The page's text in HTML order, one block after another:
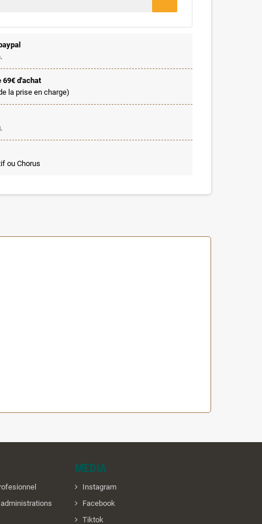
69€ d'achat
la prise en charge)
ou Chorus
MEDIA
Instagram
Facebook
Tiktok